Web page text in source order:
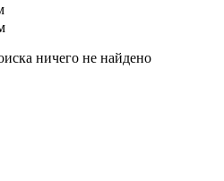
ничего не найдено